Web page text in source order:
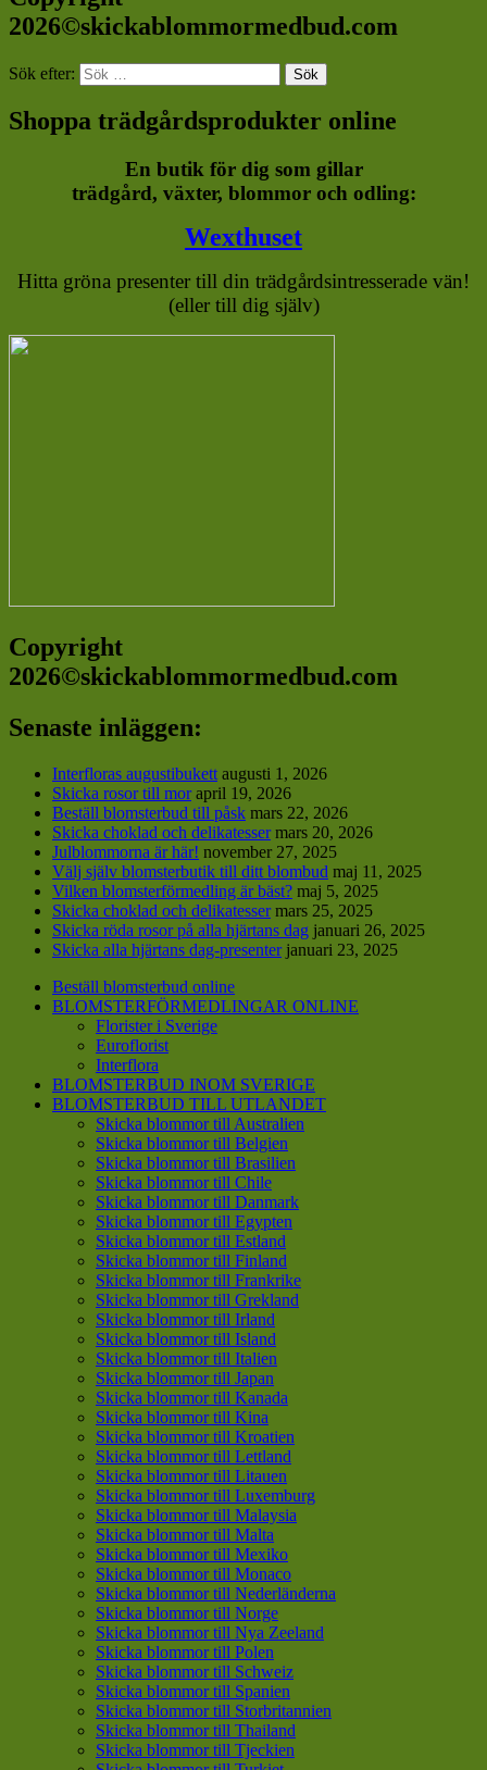
2026©skickablommormedbud.com
Sök efter: Sök
Shoppa trädgårdsprodukter online
En butik för dig som gillar
trädgård, växter, blommor och odling:
Wexthuset
Hitta gröna presenter till din trädgårdsintresserade vän!
(eller till dig själv)
Copyright
2026©skickablommormedbud.com
Senaste inläggen:
Interfloras augustibukett augusti 1, 2026
Skicka rosor till mor april 19, 2026
Beställ blomsterbud till påsk mars 22, 2026
Skicka choklad och delikatesser mars 20, 2026
Julblommorna är här! november 27, 2025
Välj själv blomsterbutik till ditt blombud maj 11, 2025
Vilken blomsterförmedling är bäst? maj 5, 2025
Skicka choklad och delikatesser mars 25, 2025
Skicka röda rosor på alla hjärtans dag januari 26, 2025
Skicka alla hjärtans dag-presenter januari 23, 2025
Beställ blomsterbud online
BLOMSTERFÖRMEDLINGAR ONLINE
Florister i Sverige
Euroflorist
Interflora
BLOMSTERBUD INOM SVERIGE
BLOMSTERBUD TILL UTLANDET
Skicka blommor till Australien
Skicka blommor till Belgien
Skicka blommor till Brasilien
Skicka blommor till Chile
Skicka blommor till Danmark
Skicka blommor till Egypten
Skicka blommor till Estland
Skicka blommor till Finland
Skicka blommor till Frankrike
Skicka blommor till Grekland
Skicka blommor till Irland
Skicka blommor till Island
Skicka blommor till Italien
Skicka blommor till Japan
Skicka blommor till Kanada
Skicka blommor till Kina
Skicka blommor till Kroatien
Skicka blommor till Lettland
Skicka blommor till Litauen
Skicka blommor till Luxemburg
Skicka blommor till Malaysia
Skicka blommor till Malta
Skicka blommor till Mexiko
Skicka blommor till Monaco
Skicka blommor till Nederländerna
Skicka blommor till Norge
Skicka blommor till Nya Zeeland
Skicka blommor till Polen
Skicka blommor till Schweiz
Skicka blommor till Spanien
Skicka blommor till Storbritannien
Skicka blommor till Thailand
Skicka blommor till Tjeckien